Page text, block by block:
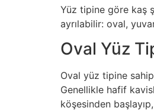
Yüz tipine göre kaş
ayrılabilir: oval,
Oval Yüz
Oval yüz tipine
Genellikle hafif
köşesinden